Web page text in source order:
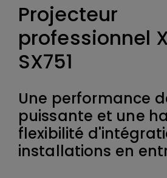
Projecteur
professionnel
SX751
Une performance
puissante et une
flexibilité
installations en